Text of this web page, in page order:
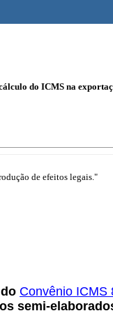
do ICMS na
de efeitos legais."
Convênio ICMS
semi-